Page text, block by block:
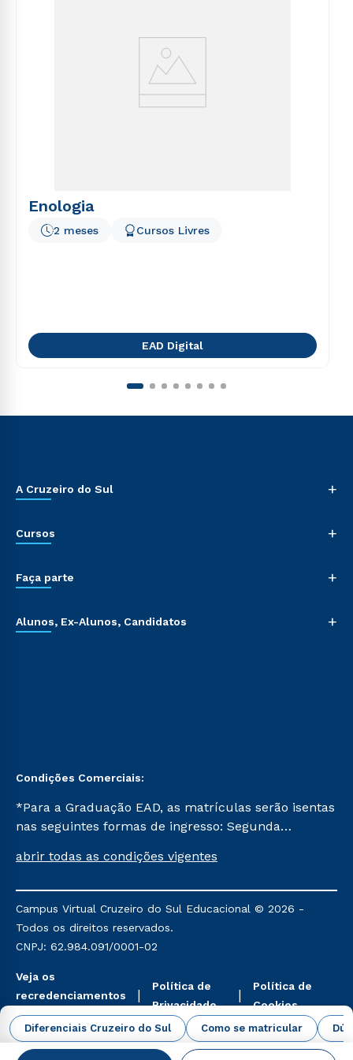
Diferenciais Cruzeiro do Sul Como se matricular
Enologia
2 meses Cursos Livres
EAD Digital
A Cruzeiro do Sul +
Cursos +
Faça parte +
Alunos, Ex-Alunos, Candidatos +
Condições Comerciais:
*Para a Graduação EAD, as matrículas serão isentas
nas seguintes formas de ingresso: Segunda
Já para as demais, a taxa de matrícula será de R$
mencionadas são referentes aos cursos: Ensino
Religioso, Geografia para a Docência e Metodologia
do Ensino de História: Questões Atuais.
abrir todas as condições vigentes
Campus Virtual Cruzeiro do Sul Educacional © 2026 -
Todos os direitos reservados.
CNPJ: 62.984.091/0001-02
Veja os
recredenciamentos
aqui
Política de
Privacidade
Política de
Cookies